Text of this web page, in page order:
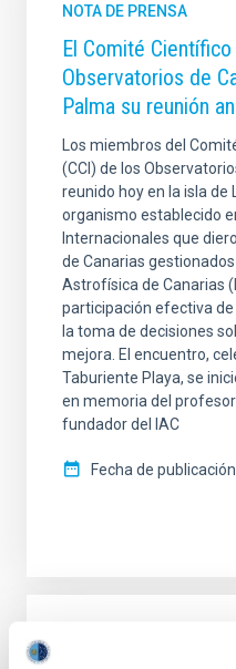
NOTA DE PRENSA
El Comité
Observatorios de
Palma su reunión
Los miembros del
(CCI) de los
reunido hoy en la isla de
organismo establecido
Internacionales que
de Canarias
Astrofísica de Canarias
participación efectiva
la toma de decisiones
mejora. El encuentro,
Taburiente Playa, se
en memoria del
fundador del IAC
Fecha de publicación